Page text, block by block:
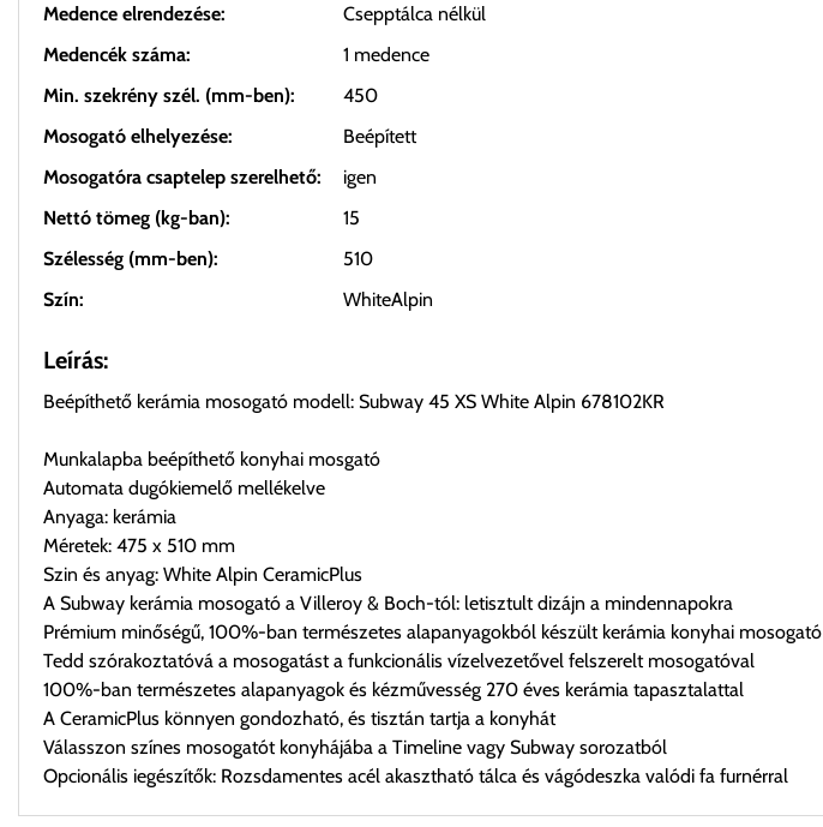
Medence elrendezése:
Csepptálca nélkül
Medencék száma:
1 medence
Min. szekrény szél. (mm-ben):
450
Mosogató elhelyezése:
Beépített
Mosogatóra csaptelep szerelhető:
igen
Nettó tömeg (kg-ban):
15
Szélesség (mm-ben):
510
Szín:
WhiteAlpin
Leírás:
Beépíthető kerámia mosogató modell: Subway 45 XS White Alpin 678102KR
Munkalapba beépíthető konyhai mosgató
Automata dugókiemelő mellékelve
Anyaga: kerámia
Méretek: 475 x 510 mm
Szin és anyag: White Alpin CeramicPlus
A Subway kerámia mosogató a Villeroy & Boch-tól: letisztult dizájn a mindennapokra
Prémium minőségű, 100%-ban természetes alapanyagokból készült kerámia konyhai mosogató
Tedd szórakoztatóvá a mosogatást a funkcionális vízelvezetővel felszerelt mosogatóval
100%-ban természetes alapanyagok és kézművesség 270 éves kerámia tapasztalattal
A CeramicPlus könnyen gondozható, és tisztán tartja a konyhát
Válasszon színes mosogatót konyhájába a Timeline vagy Subway sorozatból
Opcionális iegészítők: Rozsdamentes acél akasztható tálca és vágódeszka valódi fa furnérral